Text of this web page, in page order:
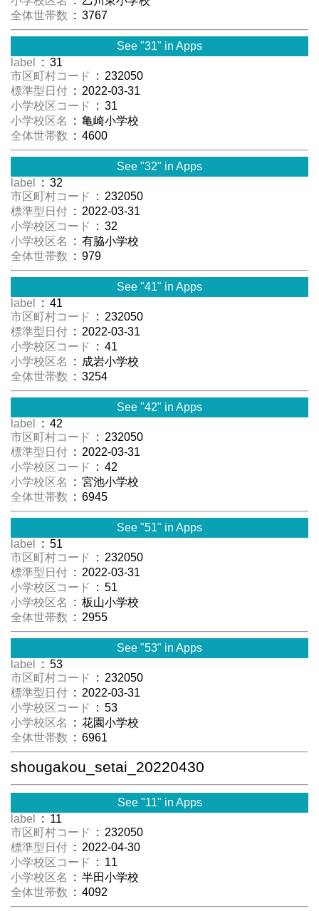
全体世帯数 : 3767
See "31" in Apps
label
: 31
市区町村コード
: 232050
標準型日付 : 2022-03-31
小学校区コード
: 31
小学校区名
: 亀崎小学校
全体世帯数 : 4600
See "32" in Apps
label
: 32
市区町村コード
: 232050
標準型日付 : 2022-03-31
小学校区コード
: 32
小学校区名
: 有脇小学校
全体世帯数 : 979
See "41" in Apps
label
: 41
市区町村コード
: 232050
標準型日付 : 2022-03-31
小学校区コード
: 41
小学校区名
: 成岩小学校
全体世帯数 : 3254
See "42" in Apps
label
: 42
市区町村コード
: 232050
標準型日付 : 2022-03-31
小学校区コード
: 42
小学校区名
: 宮池小学校
全体世帯数 : 6945
See "51" in Apps
label
: 51
市区町村コード
: 232050
標準型日付 : 2022-03-31
小学校区コード
: 51
小学校区名
: 板山小学校
全体世帯数 : 2955
See "53" in Apps
label
: 53
市区町村コード
: 232050
標準型日付 : 2022-03-31
小学校区コード
: 53
小学校区名
: 花園小学校
全体世帯数 : 6961
shougakou_setai_20220430
See "11" in Apps
label
: 11
市区町村コード
: 232050
標準型日付 : 2022-04-30
小学校区コード
: 11
小学校区名
: 半田小学校
全体世帯数 : 4092